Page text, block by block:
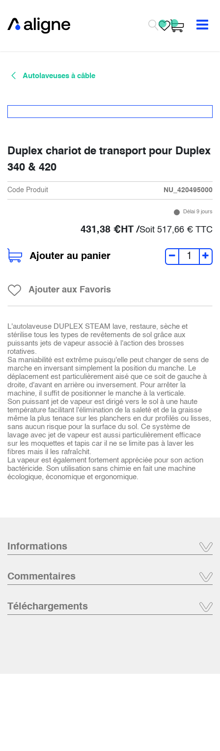
Autolaveuses à câble
Duplex chariot de transport pour Duplex
340 & 420
Code Produit NU_420495000
Délai 9 jours
431,38 €HT /Soit 517,66 € TTC
Ajouter au panier
Ajouter aux Favoris
L'autolaveuse DUPLEX STEAM lave, restaure, sèche et
stérilise tous les types de revêtements de sol grâce aux
puissants jets de vapeur associé à l'action des brosses
rotatives.
Sa maniabilité est extrême puisqu'elle peut changer de sens de
marche en inversant simplement la position du manche. Le
déplacement est particulièrement aisé que ce soit de gauche à
droite, d'avant en arrière ou inversement. Pour arrêter la
machine, il suffit de positionner le manche à la verticale.
Son puissant jet de vapeur est dirigé vers le sol à une haute
température facilitant l'élimination de la saleté et de la graisse
même la plus tenace sur les planchers en dur profilés ou lisses,
sans aucun risque pour la surface du sol. Ce système de
lavage avec jet de vapeur est aussi particulièrement efficace
sur les moquettes et tapis car il ne se limite pas à laver les
fibres mais il les rafraîchit.
La vapeur est également fortement appréciée pour son action
bactéricide. Son utilisation sans chimie en fait une machine
écologique, économique et ergonomique.
Informations
Commentaires
Téléchargements